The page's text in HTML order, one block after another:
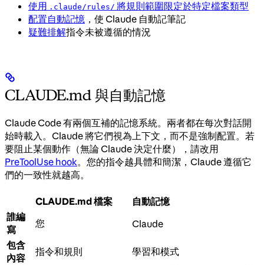
使用 .claude/rules/ 將規則範圍限定於特定檔案類型
配置自動記憶 ，使 Claude 自動記筆記
疑難排解指令未被遵循的情況
CLAUDE.md 與自動記憶
Claude Code 有兩個互補的記憶系統。兩者都在每次對話開
始時載入。Claude 將它們視為上下文，而不是強制配置。若
要阻止某個動作（無論 Claude 決定什麼），請改用
PreToolUse hook。您的指令越具體和簡潔，Claude 遵循它
們的一致性就越高。
CLAUDE.md 檔案
自動記憶
誰編
寫
您
Claude
包含
內容
指令和規則 學習和模式